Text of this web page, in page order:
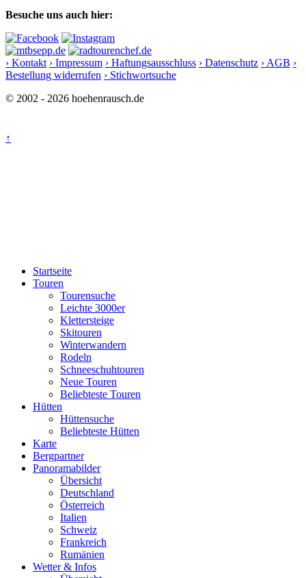
Besuche uns auch hier:
› Kontakt › Impressum › Haftungsausschluss › Datenschutz › AGB ›
Bestellung widerrufen › Stichwortsuche
© 2002 - 2026 hoehenrausch.de
↑
Startseite
Touren
Tourensuche
Leichte 3000er
Klettersteige
Skitouren
Winterwandern
Rodeln
Schneeschuhtouren
Neue Touren
Beliebteste Touren
Hütten
Hüttensuche
Beliebteste Hütten
Karte
Bergpartner
Panoramabilder
Übersicht
Deutschland
Österreich
Italien
Schweiz
Frankreich
Rumänien
Wetter & Infos